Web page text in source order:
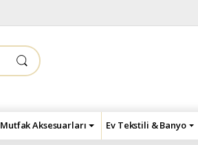
Mutfak Aksesuarları Ev Tekstili & Banyo